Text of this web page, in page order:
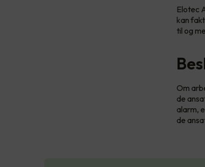
Elotec
kan
til og
Om
de
alarm,
de